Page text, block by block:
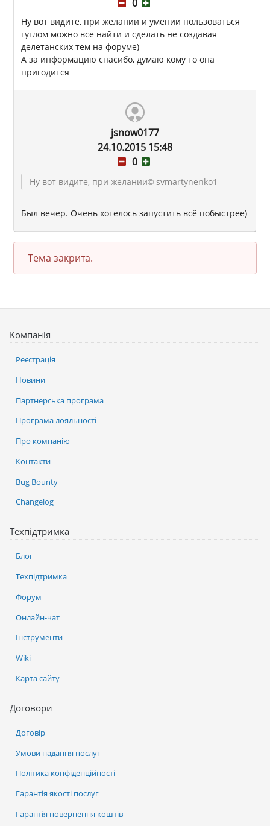
0
Ну вот видите, при желании и умении пользоваться
гуглом можно все найти и сделать не создавая
делетанских тем на форуме)
А за информацию спасибо, думаю кому то она
пригодится
jsnow0177
24.10.2015 15:48
0
Ну вот видите, при желании© svmartynenko1
Был вечер. Очень хотелось запустить всё побыстрее)
Тема закрита.
Компанія
Реєстрація
Новини
Партнерська програма
Програма лояльності
Про компанію
Контакти
Bug Bounty
Changelog
Техпідтримка
Блог
Техпідтримка
Форум
Онлайн-чат
Інструменти
Wiki
Карта сайту
Договори
Договір
Умови надання послуг
Політика конфіденційності
Гарантія якості послуг
Гарантія повернення коштів